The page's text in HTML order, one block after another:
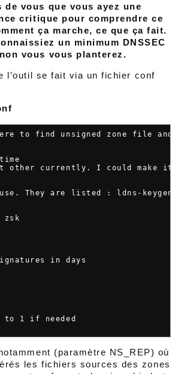
de vous que vous ayez une
critique pour comprendre ce
ça marche, ce que ça fait.
un minimum DNSSEC
vous vous planterez.
l’outil se fait via un fichier conf
to find unsigned zone file
other currently. I could make it
They are listed : ldns-
in days
to 1 if needed
(paramètre NS_REP) où
les fichiers sources des zones